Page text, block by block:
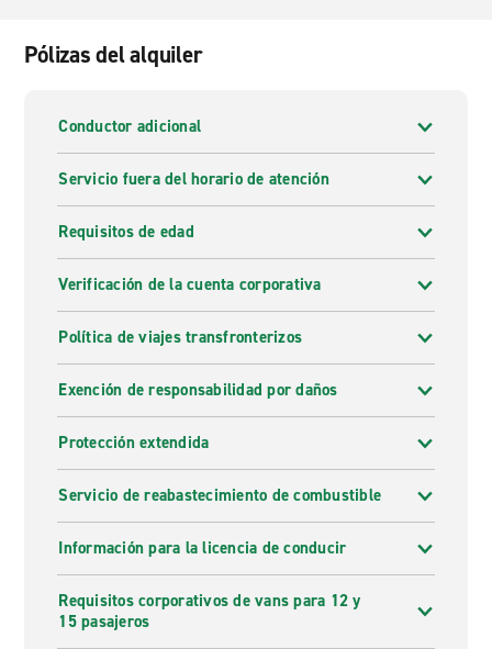
Pólizas del alquiler
Conductor adicional
Servicio fuera del horario de atención
Requisitos de edad
Verificación de la cuenta corporativa
Política de viajes transfronterizos
Exención de responsabilidad por daños
Protección extendida
Servicio de reabastecimiento de combustible
Información para la licencia de conducir
Requisitos corporativos de vans para 12 y
15 pasajeros